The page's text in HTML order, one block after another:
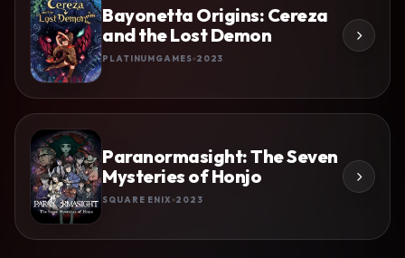
Bayonetta Origins: Cereza
and the Lost Demon
PLATINUMGAMES 2023
Paranormasight: The Seven
Mysteries of Honjo
SQUARE ENIX 2023